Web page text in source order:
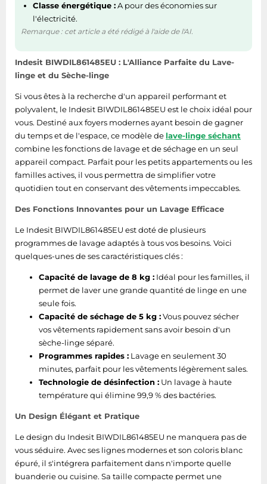
Sécurité enfant
programme
Indication de
surdosage
Non
Indication du temps
restant
Non
représentation / réalisation
Oui
Système
d'équilibrage de
Oui
Fonction Rinçage
Demi-charge Oui
Fonction repassage
facile
Reconnaissance de
automatique
Niveau d'eau auto-
ajustable
Non
Classe énergétique :A pour des économies sur
l'électricité.
Remarque : cet article a été rédigé à l'aide de l'AI.
Indesit BIWDIL861485EU : L'Alliance Parfaite du Lave-
linge et du Sèche-linge
Si vous êtes à la recherche d'un appareil performant et
polyvalent, le Indesit BIWDIL861485EU est le choix idéal pour
vous. Destiné aux foyers modernes ayant besoin de gagner
du temps et de l'espace, ce modèle de lave-linge séchant
combine les fonctions de lavage et de séchage en un seul
appareil compact. Parfait pour les petits appartements ou les
familles actives, il vous permettra de simplifier votre
quotidien tout en conservant des vêtements impeccables.
Des Fonctions Innovantes pour un Lavage Efficace
Le Indesit BIWDIL861485EU est doté de plusieurs
programmes de lavage adaptés à tous vos besoins. Voici
quelques-unes de ses caractéristiques clés :
Capacité de lavage de 8 kg : Idéal pour les familles, il
permet de laver une grande quantité de linge en une
seule fois.
Capacité de séchage de 5 kg :Vous pouvez sécher
vos vêtements rapidement sans avoir besoin d'un
sèche-linge séparé.
Programmes rapides : Lavage en seulement 30
minutes, parfait pour les vêtements légèrement sales.
Technologie de désinfection : Un lavage à haute
température qui élimine 99,9 % des bactéries.
Un Design Élégant et Pratique
Le design du Indesit BIWDIL861485EU ne manquera pas de
vous séduire. Avec ses lignes modernes et son coloris blanc
épuré, il s'intégrera parfaitement dans n'importe quelle
buanderie ou cuisine. Sa taille compacte permet une